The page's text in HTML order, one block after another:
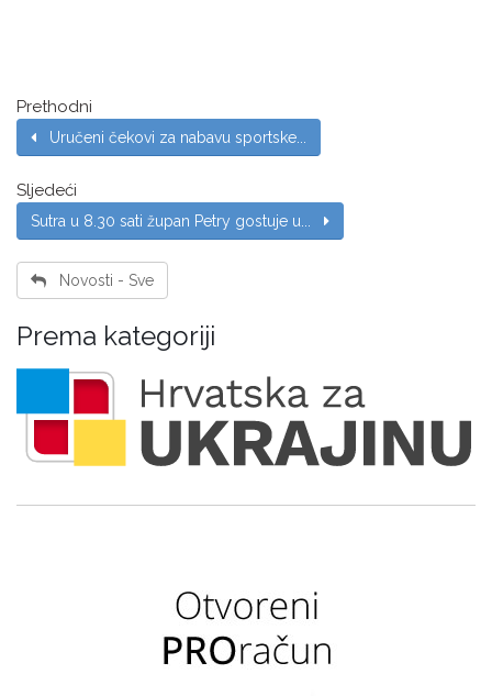
Prethodni
Uručeni čekovi za nabavu sportske...
Sljedeći
Sutra u 8.30 sati župan Petry gostuje u...
Novosti - Sve
Prema kategoriji